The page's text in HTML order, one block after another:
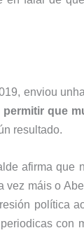
enviou
permitir que
resultado.
afirma que
vez máis o
política
con